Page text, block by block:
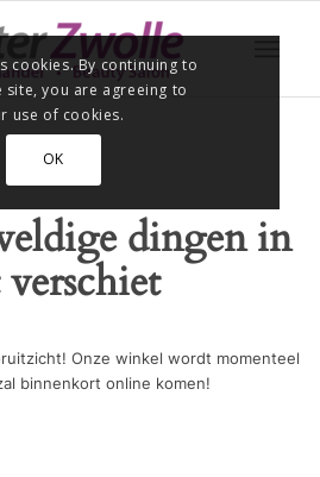
dingen in
Onze winkel wordt momenteel
binnenkort online komen!
cookies. By continuing to
site, you are agreeing to
use of cookies.
OK